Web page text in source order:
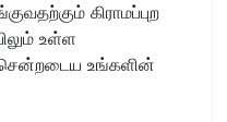
கிராமப்புற
உள்ள
சென்றடைய உங்களின்